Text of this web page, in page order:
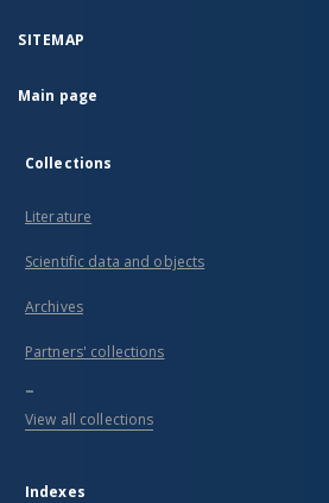
SITEMAP
Main page
Collections
Literature
Scientific data and objects
Archives
Partners' collections
...
View all collections
Indexes